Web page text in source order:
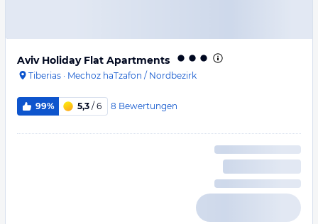
Aviv Holiday Flat Apartments
Tiberias · Mechoz haTzafon / Nordbezirk
99% 5,3 / 6 8 Bewertungen